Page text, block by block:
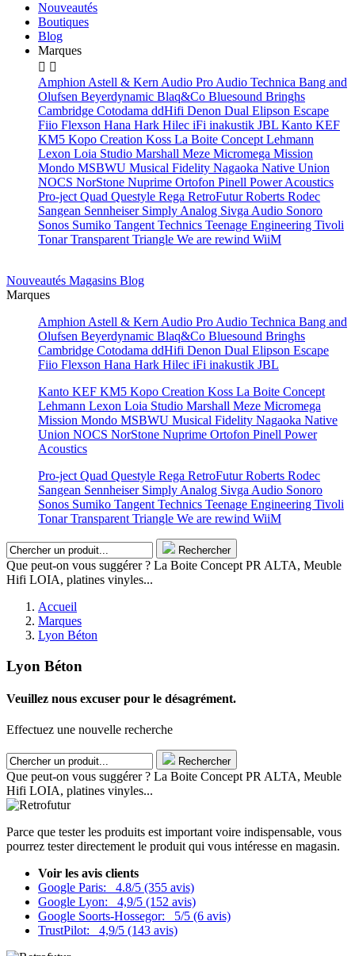
Nouveautés
Boutiques
Blog
Marques
 
Amphion Astell & Kern Audio Pro Audio Technica Bang and
Olufsen Beyerdynamic Blaq&Co Bluesound Bringhs
Cambridge Cotodama ddHifi Denon Dual Elipson Escape
Fiio Flexson Hana Hark Hilec iFi inakustik JBL Kanto KEF
KM5 Kopo Creation Koss La Boite Concept Lehmann
Lexon Loia Studio Marshall Meze Micromega Mission
Mondo MSBWU Musical Fidelity Nagaoka Native Union
NOCS NorStone Nuprime Ortofon Pinell Power Acoustics
Pro-ject Quad Questyle Rega RetroFuturRoberts Rodec
Sangean Sennheiser Simply Analog Sivga Audio Sonoro
Sonos Sumiko Tangent Technics Teenage Engineering Tivoli
TonarTransparent Triangle We are rewind WiiM
Nouveautés Magasins Blog
Marques
Amphion Astell & Kern Audio Pro Audio Technica Bang and
Olufsen Beyerdynamic Blaq&Co Bluesound Bringhs
Cambridge Cotodama ddHifi Denon Dual Elipson Escape
Fiio Flexson Hana Hark Hilec iFi inakustik JBL
Kanto KEF KM5 Kopo Creation Koss La Boite Concept
Lehmann Lexon Loia Studio Marshall Meze Micromega
Mission Mondo MSBWU Musical Fidelity Nagaoka Native
Union NOCS NorStone Nuprime Ortofon Pinell Power
Acoustics
Pro-ject Quad Questyle Rega RetroFuturRoberts Rodec
Sangean Sennheiser Simply Analog Sivga Audio Sonoro
Sonos Sumiko Tangent Technics Teenage Engineering Tivoli
TonarTransparent Triangle We are rewind WiiM
Rechercher
Que peut-on vous suggérer ? La Boite Concept PR ALTA, Meuble
Hifi LOIA, platines vinyles...
Accueil
Marques
Lyon Béton
Lyon Béton
Veuillez nous excuser pour le désagrément.
Effectuez une nouvelle recherche
Rechercher
Que peut-on vous suggérer ? La Boite Concept PR ALTA, Meuble
Hifi LOIA, platines vinyles...
Parce que tester les produits est important voire indispensable, vous
pourrez tester directement le produit qui vous intéresse en magasin.
Voir les avis clients
Google Paris:
4.8/5 (355 avis)
Google Lyon:
4,9/5 (152 avis)
Google Soorts-Hossegor:
5/5 (6 avis)
TrustPilot:
4,9/5 (143 avis)